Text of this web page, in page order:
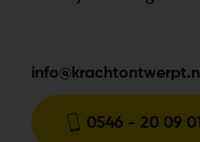
0546 - 20 09 01
info@krachtontwerpt.nl